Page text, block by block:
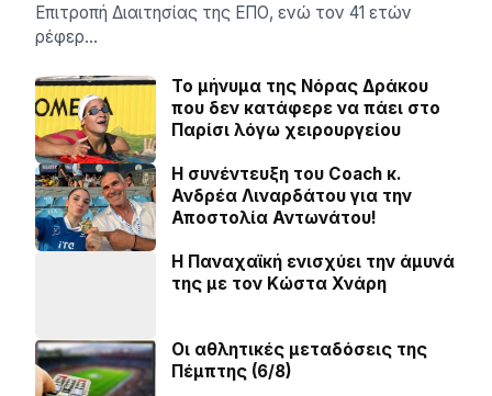
Επιτροπή Διαιτησίας της ΕΠΟ, ενώ τον 41 ετών
ρέφερ…
Το μήνυμα της Νόρας Δράκου
που δεν κατάφερε να πάει στο
Παρίσι λόγω χειρουργείου
H συνέντευξη του Coach κ.
Ανδρέα Λιναρδάτου για την
Αποστολία Αντωνάτου!
Η Παναχαϊκή ενισχύει την άμυνά
της με τον Κώστα Χνάρη
Οι αθλητικές μεταδόσεις της
Πέμπτης (6/8)